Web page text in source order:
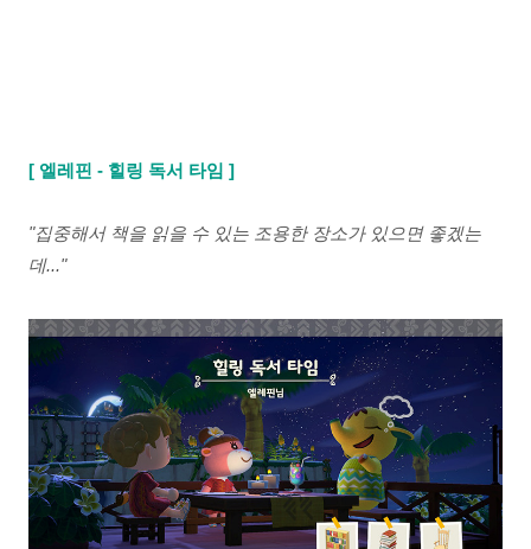
[ 엘레핀 - 힐링 독서 타임 ]
"집중해서 책을 읽을 수 있는 조용한 장소가 있으면 좋겠는
데..."